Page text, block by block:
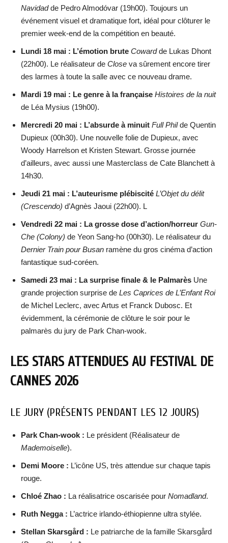
Navidadde Pedro Almodóvar (19h00). Toujours un
événement visuel et dramatique fort, idéal pour clôturer le
premier week-end de la compétition en beauté.
Lundi 18 mai : L’émotion brute Cowardde Lukas Dhont
(22h00). Le réalisateur de Close va sûrement encore tirer
des larmes à toute la salle avec ce nouveau drame.
Mardi 19 mai : Le genre à la française Histoires de la nuit
de Léa Mysius (19h00).
Mercredi 20 mai : L’absurde à minuit Full Philde Quentin
Dupieux (00h30). Une nouvelle folie de Dupieux, avec
Woody Harrelson et Kristen Stewart. Grosse journée
d’ailleurs, avec aussi une Masterclass de Cate Blanchett à
14h30.
Jeudi 21 mai : L’auteurisme plébiscité L’Objet du délit
(Crescendo) d’Agnès Jaoui (22h00). L
Vendredi 22 mai : La grosse dose d’action/horreur Gun-
Che (Colony) de Yeon Sang-ho (00h30). Le réalisateur du
Dernier Train pour Busan ramène du gros cinéma d’action
fantastique sud-coréen.
Samedi 23 mai : La surprise finale & le Palmarès Une
grande projection surprise de Les Caprices de L’Enfant Roi
de Michel Leclerc, avec Artus et Franck Dubosc. Et
évidemment, la cérémonie de clôture le soir pour le
palmarès du jury de Park Chan-wook.
LES STARS ATTENDUES AU FESTIVAL DE
CANNES 2026
LE JURY (PRÉSENTS PENDANT LES 12 JOURS)
Park Chan-wook : Le président (Réalisateur de
Mademoiselle).
Demi Moore : L’icône US, très attendue sur chaque tapis
rouge.
Chloé Zhao : La réalisatrice oscarisée pour Nomadland.
Ruth Negga : L’actrice irlando-éthiopienne ultra stylée.
Stellan Skarsgård : Le patriarche de la famille Skarsgård